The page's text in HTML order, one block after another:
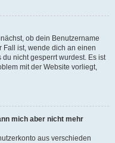
ob dein Benutzername
Fall ist, wende dich an einen
nicht gesperrt wurdest. Es ist
mit der Website vorliegt,
mich aber nicht mehr
aus verschieden